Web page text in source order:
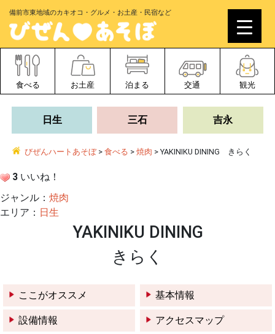
備前市東地域のカキオコ・グルメ・お土産・民宿など
食べる お土産 泊まる 交通 観光
日生 三石 吉永
びぜんハートあそぼ> 食べる > 焼肉 > YAKINIKU DINING きらく
3 いいね！
ジャンル： 焼肉
エリア： 日生
YAKINIKU DINING
きらく
ここがオススメ 基本情報
設備情報 アクセスマップ